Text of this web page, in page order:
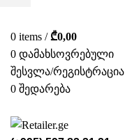
0 items / ₾0,00
0 დამახსოვრებული
შესვლა/რეგისტრაცია
0 შედარება